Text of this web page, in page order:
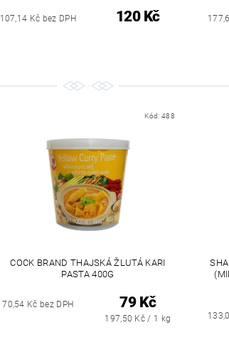
107,14 Kč bez DPH 120 Kč
Kód:488
COCK BRAND THAJSKÁ ŽLUTÁ KARI
PASTA 400G
70,54 Kč bez DPH 79 Kč
197,50 Kč / 1 kg